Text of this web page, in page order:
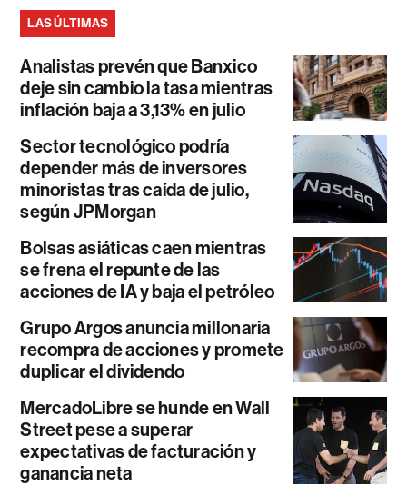
LAS ÚLTIMAS
Analistas prevén que Banxico
deje sin cambio la tasa mientras
inflación baja a 3,13% en julio
Sector tecnológico podría
depender más de inversores
minoristas tras caída de julio,
según JPMorgan
Bolsas asiáticas caen mientras
se frena el repunte de las
acciones de IA y baja el petróleo
Grupo Argos anuncia millonaria
recompra de acciones y promete
duplicar el dividendo
MercadoLibre se hunde en Wall
Street pese a superar
expectativas de facturación y
ganancia neta